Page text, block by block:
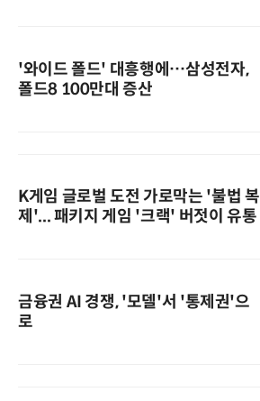
'와이드 폴드' 대흥행에…삼성전자,
폴드8 100만대 증산
K게임 글로벌 도전 가로막는 '불법 복
제'... 패키지 게임 '크랙' 버젓이 유통
금융권 AI 경쟁, '모델'서 '통제권'으
로